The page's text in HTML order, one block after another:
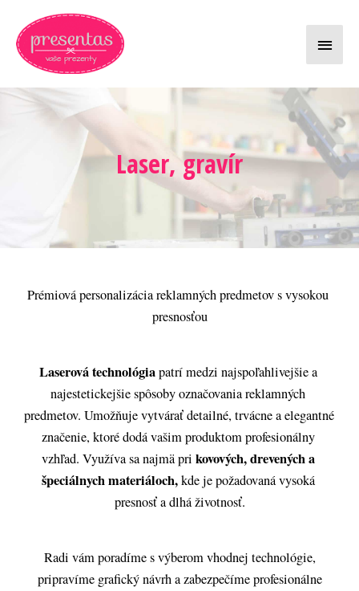
obsah
Menu
Laser, gravír
Prémiová personalizácia reklamných predmetov s vysokou
presnosťou
Laserová technológia patrí medzi najspoľahlivejšie a
najestetickejšie spôsoby označovania reklamných
predmetov. Umožňuje vytvárať detailné, trvácne a elegantné
značenie, ktoré dodá vašim produktom profesionálny
vzhľad. Využíva sa najmä pri kovových, drevených a
špeciálnych materiáloch, kde je požadovaná vysoká
presnosť a dlhá životnosť.
Radi vám poradíme s výberom vhodnej technológie,
pripravíme grafický návrh a zabezpečíme profesionálne